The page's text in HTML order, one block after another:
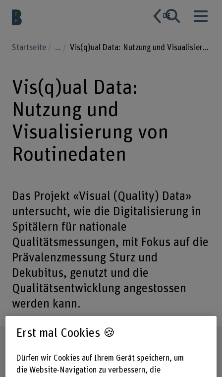
DE
Startseite ... Vis(q)ual Data: Nutzung und Visualisierung von Routinedaten
Vis(q)ual Data:
Nutzung und
Visualisierung von
Routinedaten
Das Projekt «Visual (Quality) Data»
untersucht, wie die Digitalisierung in
Spitälern für nationale
Qualitätsmessungen, mit Fokus auf die
Prävalenzmessung Sturz und
Dekubitus, genutzt und die
Qualitätsentwicklung angestossen
werden kann.
Beteiligte Departemente
Erst mal Cookies 🍪
Dürfen wir Cookies auf Ihrem Gerät speichern, um
die Website-Navigation zu verbessern, die